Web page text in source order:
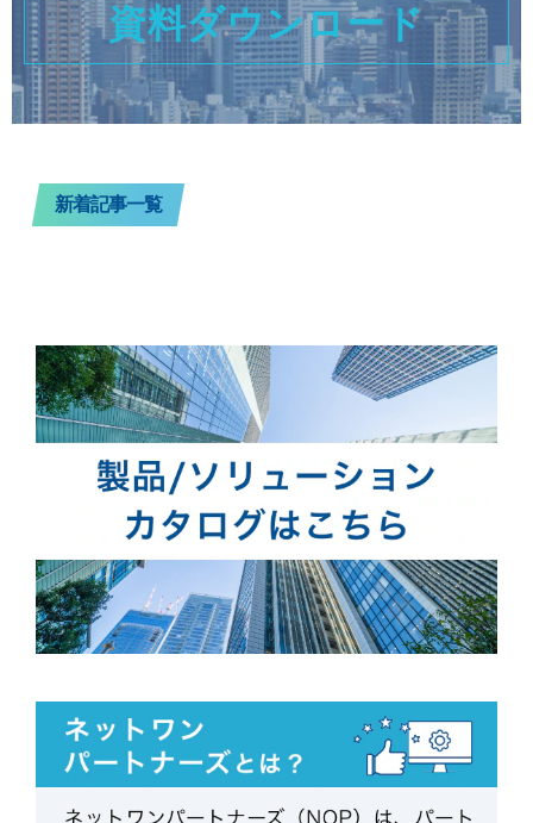
資料ダウンロード
新着記事一覧